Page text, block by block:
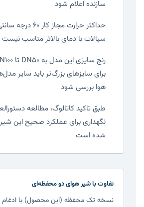
سازنده اعلام شود
حداکثر حرارت مجاز
سیالات با دمای بالاتر مناسب نیست
برای سایزهای بزرگ‌تر باید سایر
هوا بررسی شود
طبق تاکید کاتالوگ، مطالعه
نگهداری برای عملکرد صحیح این
شده است
تفاوت با شیر هوای دو محفظه‌ای
نسخه تک محفظه (این محصول) با ادغام